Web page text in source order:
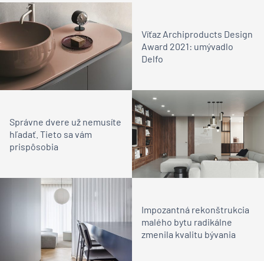
Víťaz Archiproducts Design
Award 2021: umývadlo
Delfo
Správne dvere už nemusíte
hľadať. Tieto sa vám
prispôsobia
Impozantná rekonštrukcia
malého bytu radikálne
zmenila kvalitu bývania